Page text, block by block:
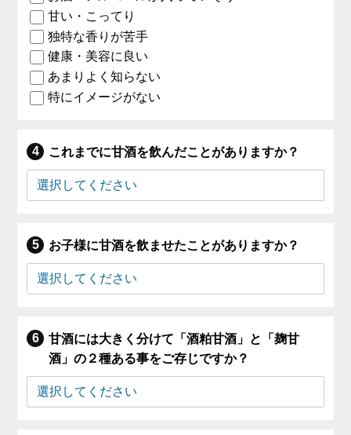
甘い・こってり
独特な香りが苦手
健康・美容に良い
あまりよく知らない
特にイメージがない
これまでに甘酒を飲んだことがありますか？
お子様に甘酒を飲ませたことがありますか？
甘酒には大きく分けて「酒粕甘酒」と「麹甘
酒」の２種ある事をご存じですか？